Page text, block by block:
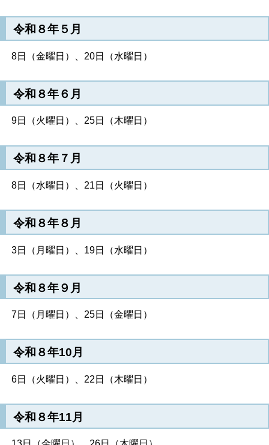
令和８年５月
8日（金曜日）、20日（水曜日）
令和８年６月
9日（火曜日）、25日（木曜日）
令和８年７月
8日（水曜日）、21日（火曜日）
令和８年８月
3日（月曜日）、19日（水曜日）
令和８年９月
7日（月曜日）、25日（金曜日）
令和８年10月
6日（火曜日）、22日（木曜日）
令和８年11月